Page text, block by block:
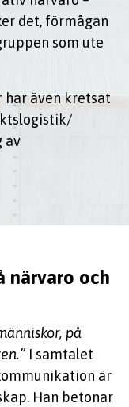
det, förmågan
som ute
även kretsat
av
närvaro och
på
I samtalet
är
Han betonar